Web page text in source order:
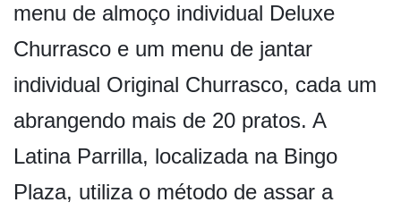
menu de almoço individual Deluxe
Churrasco e um menu de jantar
individual Original Churrasco, cada um
abrangendo mais de 20 pratos. A
Latina Parrilla, localizada na Bingo
Plaza, utiliza o método de assar a